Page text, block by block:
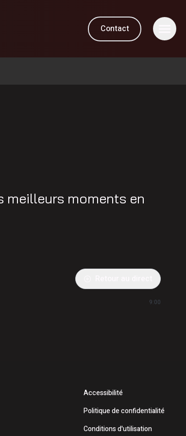
Contact
meilleurs moments en
9:00
Accessibilité
Politique de confidentialité
Conditions d'utilisation